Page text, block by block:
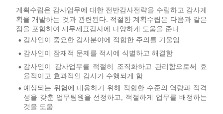
계획수립은 감사업무에 대한 전반감사전략을 수립하고 감사계
획을 개발하는 것과 관련된다. 적절한 계획수립은 다음과 같은
점을 포함하여 재무제표감사에 다양하게 도움을 준다.
• 감사인이 중요한 감사분야에 적합한 주의를 기울임
• 감사인이 잠재적 문제를 적시에 식별하고 해결함
• 감사인이 감사업무를 적절히 조직화하고 관리함으로써 효
율적이고 효과적인 감사가 수행되게 함
• 예상되는 위험에 대응하기 위해 적합한 수준의 역량과 적격
성을 갖춘 업무팀원을 선정하고, 적절하게 업무를 배정하는
것을 도움